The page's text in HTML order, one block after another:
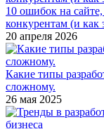
10 ошибок на
конкурентам (и как
20 апреля 2026
Какие типы
сложному.
26 мая 2025